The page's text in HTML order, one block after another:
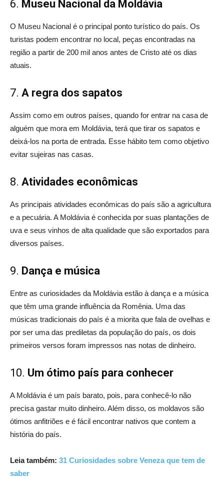
6. Museu Nacional da Moldávia
O Museu Nacional é o principal ponto turístico do país. Os
turistas podem encontrar no local, peças encontradas na
região a partir de 200 mil anos antes de Cristo até os dias
atuais.
7. A regra dos sapatos
Assim como em outros países, quando for entrar na casa de
alguém que mora em Moldávia, terá que tirar os sapatos e
deixá-los na porta de entrada. Esse hábito tem como objetivo
evitar sujeiras nas casas.
8. Atividades econômicas
As principais atividades econômicas do país são a agricultura
e a pecuária. A Moldávia é conhecida por suas plantações de
uva e seus vinhos de alta qualidade que são exportados para
diversos países.
9. Dança e música
Entre as curiosidades da Moldávia estão à dança e a música
que têm uma grande influência da Romênia. Uma das
músicas tradicionais do país é a miorita que fala de ovelhas e
por ser uma das prediletas da população do país, os dois
primeiros versos foram impressos nas notas de dinheiro.
10. Um ótimo país para conhecer
A Moldávia é um país barato, pois, para conhecê-lo não
precisa gastar muito dinheiro. Além disso, os moldavos são
ótimos anfitriões e é fácil encontrar nativos que contem a
história do país.
Leia também: 31 Curiosidades sobre Veneza que tem de
saber